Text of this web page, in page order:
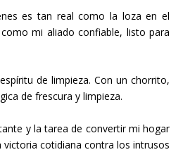
es tan real como la loza en el
mi aliado confiable, listo para
de limpieza. Con un chorrito,
de frescura y limpieza.
y la tarea de convertir mi hogar
victoria cotidiana contra los intrusos